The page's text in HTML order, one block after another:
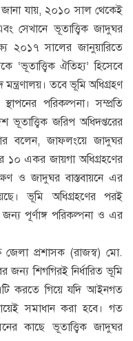
জানা যায়, ২০১০ সাল থেকেই
সেখানে ভূতাত্ত্বিক জাদুঘর
২০১৭ সালের জানুয়ারিতে
ঐতিহ্য’ হিসেবে
তবে ভূমি অধিগ্রহণ
পরিকল্পনা। সম্প্রতি
জরিপ অধিদপ্তরের
বলেন, জাফলংয়ে জাদুঘর
১০ একর জায়গা অধিগ্রহণের
ও জাদুঘর বাস্তবায়নে এর
ভূমি অধিগ্রহণের পরই
পূর্ণাঙ্গ পরিকল্পনা ও এর
জেলা প্রশাসক (রাজস্ব) মো.
জন্য শিগগিরই নির্ধারিত ভূমি
করতে গিয়ে যদি আইনগত
সমাধান করা হবে। গত
কাছে ভূতাত্ত্বিক জাদুঘর